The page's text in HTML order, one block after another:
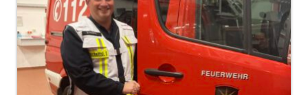
Kreiszeltlager 2023
Kinderfeuerwehr
Infos